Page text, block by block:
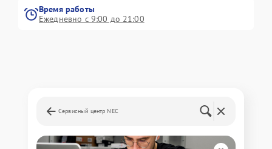
Время работы
Ежедневно с 9:00 до 21:00
Сервисный центр NEC